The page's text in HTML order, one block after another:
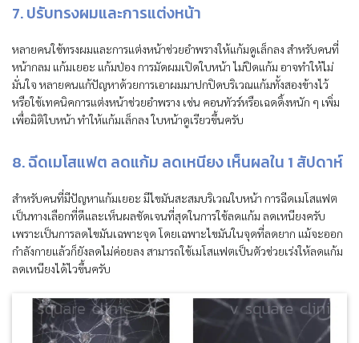
7. ปรับทรงผมและการแต่งหน้า
หลายคนใช้ทรงผมและการแต่งหน้าช่วยอำพรางให้แก้มดูเล็กลง สำหรับคนที่
หน้ากลม แก้มเยอะ แก้มป่อง การมัดผมเปิดใบหน้า ไม่ปิดแก้ม อาจทำให้ไม่
มั่นใจ หลายคนแก้ปัญหาด้วยการเอาผมมาปกปิดบริเวณแก้มทั้งสองข้างไว้
หรือใช้เทคนิคการแต่งหน้าช่วยอำพราง เช่น คอนทัวร์หรือเฉดดิ้งหนัก ๆ เพิ่ม
เพื่อมิติใบหน้า ทำให้แก้มเล็กลง ใบหน้าดูเรียวขึ้นครับ
8. ฉีดเมโสแฟต ลดแก้ม ลดเหนียง เห็นผลใน 1 สัปดาห์
สำหรับคนที่มีปัญหาแก้มเยอะ มีไขมันสะสมบริเวณใบหน้า การฉีดเมโสแฟต
เป็นทางเลือกที่ดีและเห็นผลชัดเจนที่สุดในการใช้ลดแก้ม ลดเหนียงครับ
เพราะเป็นการลดไขมันเฉพาะจุด โดยเฉพาะไขมันในจุดที่ลดยาก แม้จะออก
กำลังกายแล้วก็ยังลดไม่ค่อยลง สามารถใช้เมโสแฟตเป็นตัวช่วยเร่งให้ลดแก้ม
ลดเหนียงได้ไวขึ้นครับ